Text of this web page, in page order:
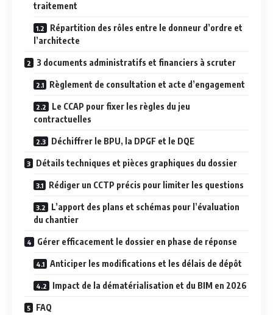
traitement
Répartition des rôles entre le donneur d’ordre et
l’architecte
3 documents administratifs et financiers à scruter
Règlement de consultation et acte d’engagement
Le CCAP pour fixer les règles du jeu
contractuelles
Déchiffrer le BPU, la DPGF et le DQE
Détails techniques et pièces graphiques du dossier
Rédiger un CCTP précis pour limiter les questions
L’apport des plans et schémas pour l’évaluation
du chantier
Gérer efficacement le dossier en phase de réponse
Anticiper les modifications et les délais de dépôt
Impact de la dématérialisation et du BIM en 2026
FAQ